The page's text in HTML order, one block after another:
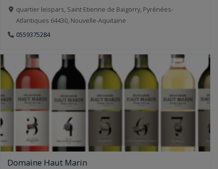
quartier leispars, Saint Etienne de Baigorry, Pyrénées-
Atlantiques 64430, Nouvelle-Aquitaine
0559375284
Domaine Haut Marin